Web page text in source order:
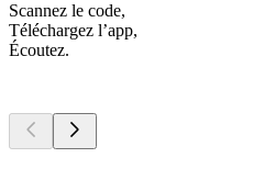
Scannez le code,
Téléchargez l’app,
Écoutez.